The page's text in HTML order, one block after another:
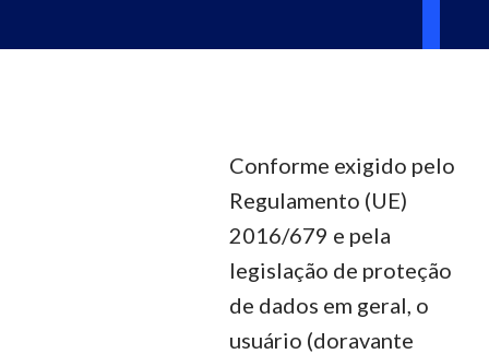
Conforme exigido pelo
Regulamento (UE)
2016/679 e pela
legislação de proteção
de dados em geral, o
usuário (doravante